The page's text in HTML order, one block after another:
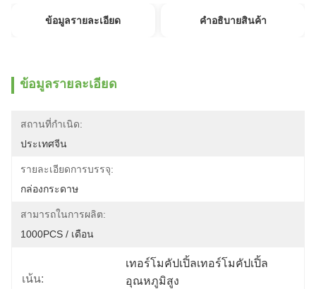
ข้อมูลรายละเอียด คําอธิบายสินค้า
ข้อมูลรายละเอียด
สถานที่กำเนิด:
ประเทศจีน
รายละเอียดการบรรจุ:
กล่องกระดาษ
สามารถในการผลิต:
1000PCS / เดือน
เน้น:
เทอร์โมคัปเปิ้ลเทอร์โมคัปเปิ้ล
อุณหภูมิสูง